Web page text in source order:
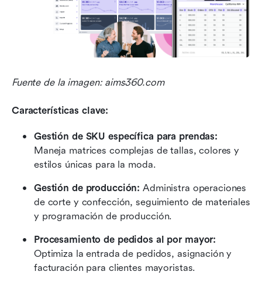
Fuente de la imagen: aims360.com
Características clave:
Gestión de SKU específica para prendas:
Maneja matrices complejas de tallas, colores y
estilos únicas para la moda.
Gestión de producción: Administra operaciones
de corte y confección, seguimiento de materiales
y programación de producción.
Procesamiento de pedidos al por mayor:
Optimiza la entrada de pedidos, asignación y
facturación para clientes mayoristas.